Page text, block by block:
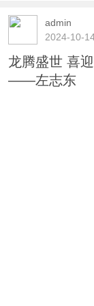
admin
2024-10-
龙腾盛世 喜
——左志东